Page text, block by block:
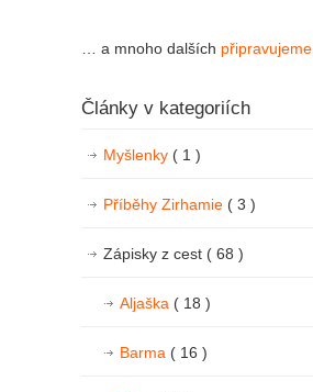
… a mnoho dalších připravujeme
Články v kategoriích
Myšlenky ( 1 )
Příběhy Zirhamie ( 3 )
Zápisky z cest ( 68 )
Aljaška ( 18 )
Barma ( 16 )